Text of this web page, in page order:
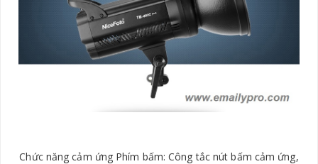
Chức năng cảm ứng Phím bấm: Công tắc nút bấm cảm ứng,